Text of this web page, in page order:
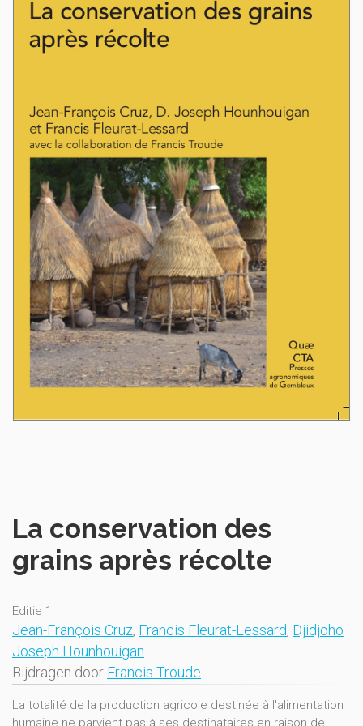
La conservation des
grains après récolte
Editie 1
Jean-François Cruz, Francis Fleurat-Lessard, Djidjoho
Joseph Hounhouigan
Bijdragen door Francis Troude
La totalité de la production agricole destinée à l'alimentation
humaine ne parvient pas à ses destinataires en raison de